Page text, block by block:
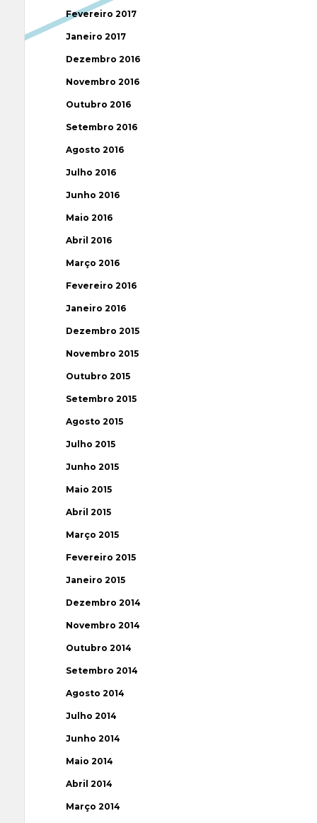
Fevereiro 2017
Janeiro 2017
Dezembro 2016
Novembro 2016
Outubro 2016
Setembro 2016
Agosto 2016
Julho 2016
Junho 2016
Maio 2016
Abril 2016
Março 2016
Fevereiro 2016
Janeiro 2016
Dezembro 2015
Novembro 2015
Outubro 2015
Setembro 2015
Agosto 2015
Julho 2015
Junho 2015
Maio 2015
Abril 2015
Março 2015
Fevereiro 2015
Janeiro 2015
Dezembro 2014
Novembro 2014
Outubro 2014
Setembro 2014
Agosto 2014
Julho 2014
Junho 2014
Maio 2014
Abril 2014
Março 2014